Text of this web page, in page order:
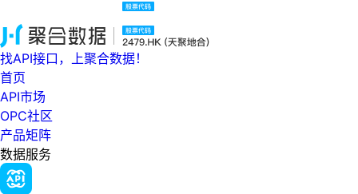
找API接口，上聚合数据！
首页
API市场
OPC社区
产品矩阵
数据服务